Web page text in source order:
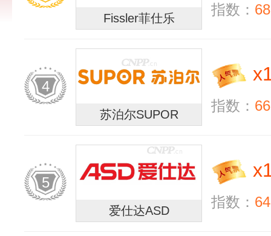
Fissler菲仕乐
指数：
4
苏泊尔SUPOR
x
指数：
5
爱仕达ASD
x
指数：